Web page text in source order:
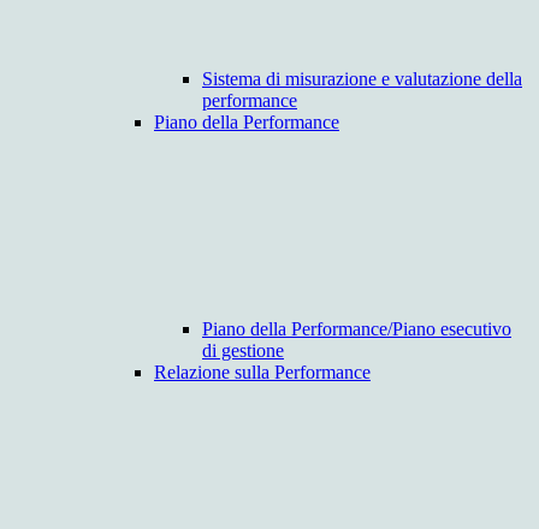
Sistema di misurazione e valutazione della
performance
Piano della Performance
Piano della Performance/Piano esecutivo
di gestione
Relazione sulla Performance